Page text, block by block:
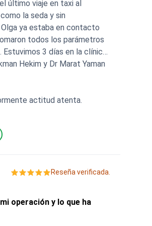
último viaje en taxi al
la seda y sin
ya estaba en contacto
todos los parámetros
3 días en la clínica
actitud atenta.
Reseña verificada.
operación y lo que ha